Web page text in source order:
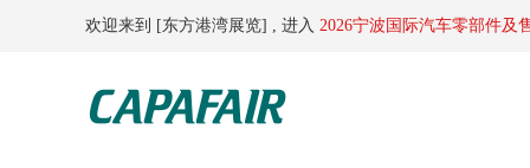
欢迎来到 [东方港湾展览] , 进入 2026宁波国际汽车零部件及